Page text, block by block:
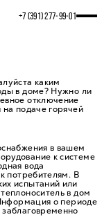
+7 (391) 277‒99‒01
каким
в доме? Нужно ли
отключение
подаче горячей
в вашем
к системе
вода
потребителям. В
испытаний или
в дом
о периоде